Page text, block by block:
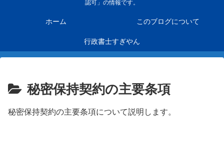
認可」の情報です。
ホーム このブログについて
行政書士すぎやん
秘密保持契約の主要条項
秘密保持契約の主要条項について説明します。